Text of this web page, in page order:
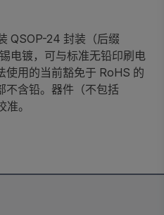
QSOP-24 封装（后缀
电镀，可与标准无铅印刷电
使用的当前豁免于 RoHS 的
不含铅。器件（不包括
。